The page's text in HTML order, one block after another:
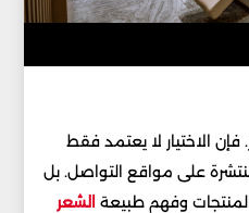
الاختيار لا يعتمد فقط
على مواقع التواصل. بل
وفهم طبيعة الشعر